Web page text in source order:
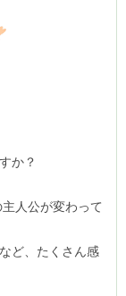
か？
人公が変わって
ど、たくさん感